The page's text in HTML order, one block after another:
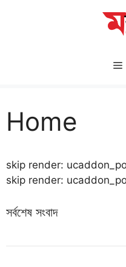
Home
skip render:
skip render:
সর্বশেষ সংবাদ